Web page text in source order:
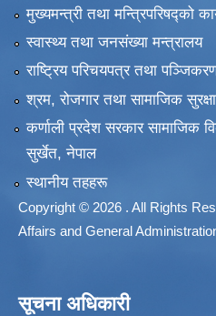
मुख्यमन्त्री तथा मन्त्रिपरिषद्को
स्वास्थ्य तथा जनसंख्या मन्त्रालय
राष्ट्रिय परिचयपत्र तथा
श्रम, रोजगार तथा सामाजिक
कर्णाली प्रदेश सरकार सामाजिक
सुर्खेत, नेपाल
स्थानीय तहहरू
Copyright © 2026 . All Rights
Affairs and General
सूचना अधिकारी